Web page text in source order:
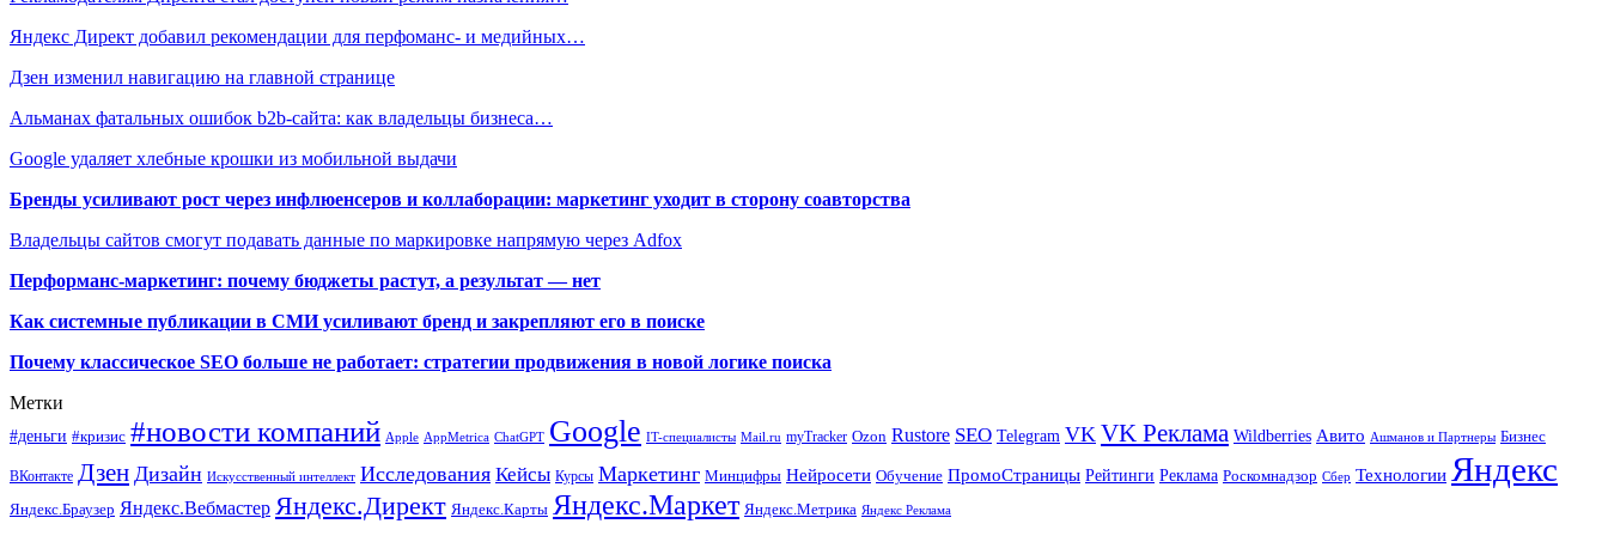
Яндекс Директ добавил рекомендации для перфоманс- и медийных…
Дзен изменил навигацию на главной странице
Альманах фатальных ошибок b2b-сайта: как владельцы бизнеса…
Google удаляет хлебные крошки из мобильной выдачи
Бренды усиливают рост через инфлюенсеров и коллаборации: маркетинг уходит в сторону соавторства
Владельцы сайтов смогут подавать данные по маркировке напрямую через Adfox
Перформанс-маркетинг: почему бюджеты растут, а результат — нет
Как системные публикации в СМИ усиливают бренд и закрепляют его в поиске
Почему классическое SEO больше не работает: стратегии продвижения в новой логике поиска
Метки
#деньги #кризис #новости компаний Apple AppMetrica ChatGPT Google IT-специалисты Mail.ru myTracker Ozon Rustore SEO Telegram VK VK Реклама Wildberries Авито Ашманов и Партнеры Бизнес
ВКонтакте Дзен Дизайн Искусственный интеллект Исследования Кейсы Курсы Маркетинг Минцифры Нейросети Обучение ПромоСтраницы Рейтинги Реклама Роскомнадзор Сбер Технологии Яндекс
Яндекс.Браузер Яндекс.Вебмастер Яндекс.Директ Яндекс.Карты Яндекс.Маркет Яндекс.Метрика Яндекс Реклама